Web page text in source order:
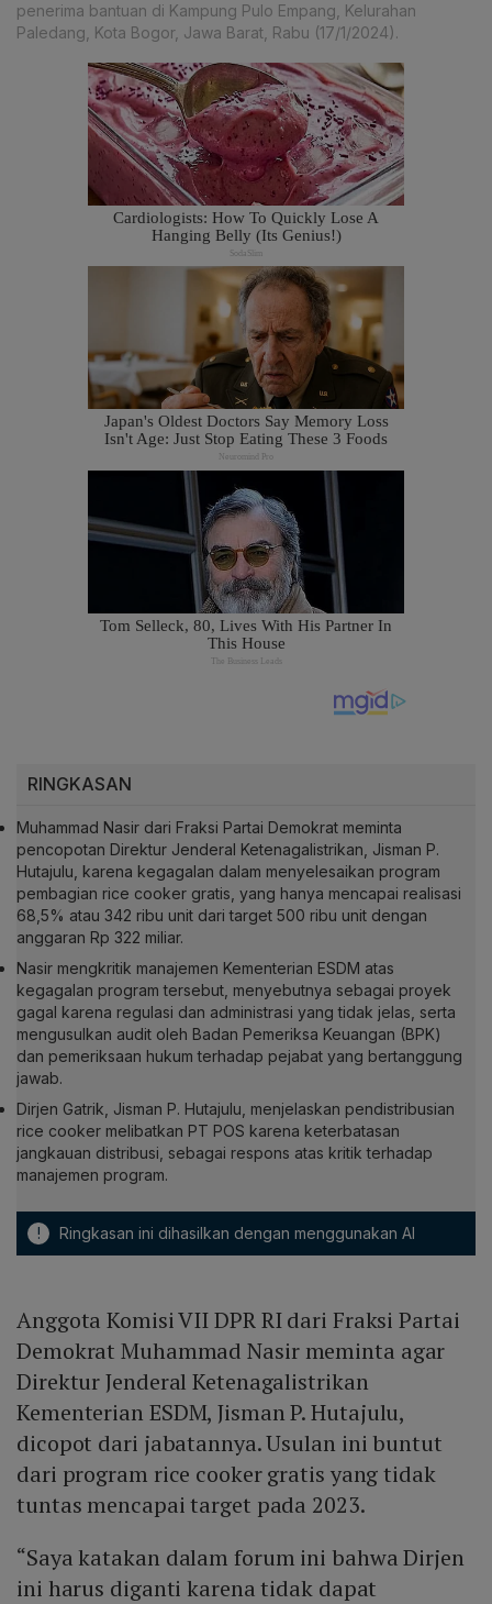
penerima bantuan di Kampung Pulo Empang, Kelurahan
Paledang, Kota Bogor, Jawa Barat, Rabu (17/1/2024).
RINGKASAN
Muhammad Nasir dari Fraksi Partai Demokrat meminta
pencopotan Direktur Jenderal Ketenagalistrikan, Jisman P.
Hutajulu, karena kegagalan dalam menyelesaikan program
pembagian rice cooker gratis, yang hanya mencapai realisasi
68,5% atau 342 ribu unit dari target 500 ribu unit dengan
anggaran Rp 322 miliar.
Nasir mengkritik manajemen Kementerian ESDM atas
kegagalan program tersebut, menyebutnya sebagai proyek
gagal karena regulasi dan administrasi yang tidak jelas, serta
mengusulkan audit oleh Badan Pemeriksa Keuangan (BPK)
dan pemeriksaan hukum terhadap pejabat yang bertanggung
jawab.
Dirjen Gatrik, Jisman P. Hutajulu, menjelaskan pendistribusian
rice cooker melibatkan PT POS karena keterbatasan
jangkauan distribusi, sebagai respons atas kritik terhadap
manajemen program.
! Ringkasan ini dihasilkan dengan menggunakan AI
Anggota Komisi VII DPR RI dari Fraksi Partai
Demokrat Muhammad Nasir meminta agar
Direktur Jenderal Ketenagalistrikan
Kementerian ESDM, Jisman P. Hutajulu,
dicopot dari jabatannya. Usulan ini buntut
dari program rice cooker gratis yang tidak
tuntas mencapai target pada 2023.
“Saya katakan dalam forum ini bahwa Dirjen
ini harus diganti karena tidak dapat